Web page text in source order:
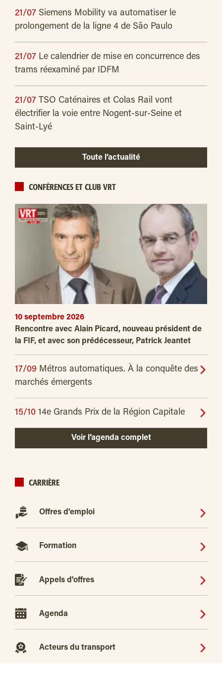
21/07 Siemens Mobility va automatiser le
prolongement de la ligne 4 de São Paulo
21/07 Le calendrier de mise en concurrence des
trams réexaminé par IDFM
21/07 TSO Caténaires et Colas Rail vont
électrifier la voie entre Nogent-sur-Seine et
Saint-Lyé
Toute l’actualité
CONFÉRENCES ET CLUB VRT
10 septembre 2026
Rencontre avec Alain Picard, nouveau président de
la FIF, et avec son prédécesseur, Patrick Jeantet
17/09 Métros automatiques. À la conquête des
marchés émergents
15/10 14e Grands Prix de la Région Capitale
Voir l’agenda complet
CARRIÈRE
Offres d'emploi
Formation
Appels d'offres
Agenda
Acteurs du transport